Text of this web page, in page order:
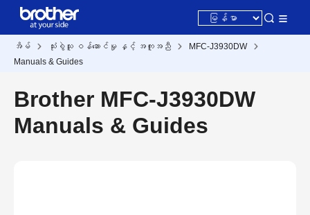
အိမ် သုံးစွဲသူ ဝန်ဆောင်မှု နှင့် အကူအညီ
MFC-J3930DW
Manuals & Guides
Brother MFC-J3930DW
Manuals & Guides